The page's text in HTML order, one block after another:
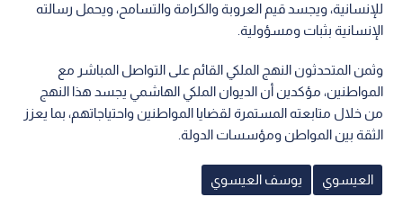
للإنسانية، ويجسد قيم العروبة والكرامة والتسامح، ويحمل رسالته
الإنسانية بثبات ومسؤولية.
وثمن المتحدثون النهج الملكي القائم على التواصل المباشر مع
المواطنين، مؤكدين أن الديوان الملكي الهاشمي يجسد هذا النهج
من خلال متابعته المستمرة لقضايا المواطنين واحتياجاتهم، بما يعزز
الثقة بين المواطن ومؤسسات الدولة.
العيسوي يوسف العيسوي